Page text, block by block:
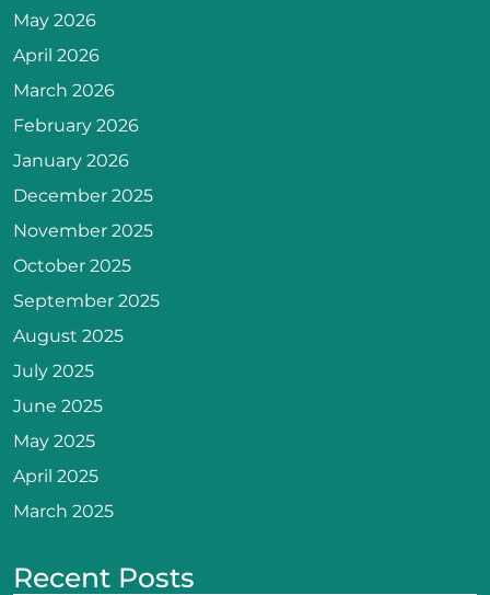
May 2026
April 2026
March 2026
February 2026
January 2026
December 2025
November 2025
October 2025
September 2025
August 2025
July 2025
June 2025
May 2025
April 2025
March 2025
Recent Posts